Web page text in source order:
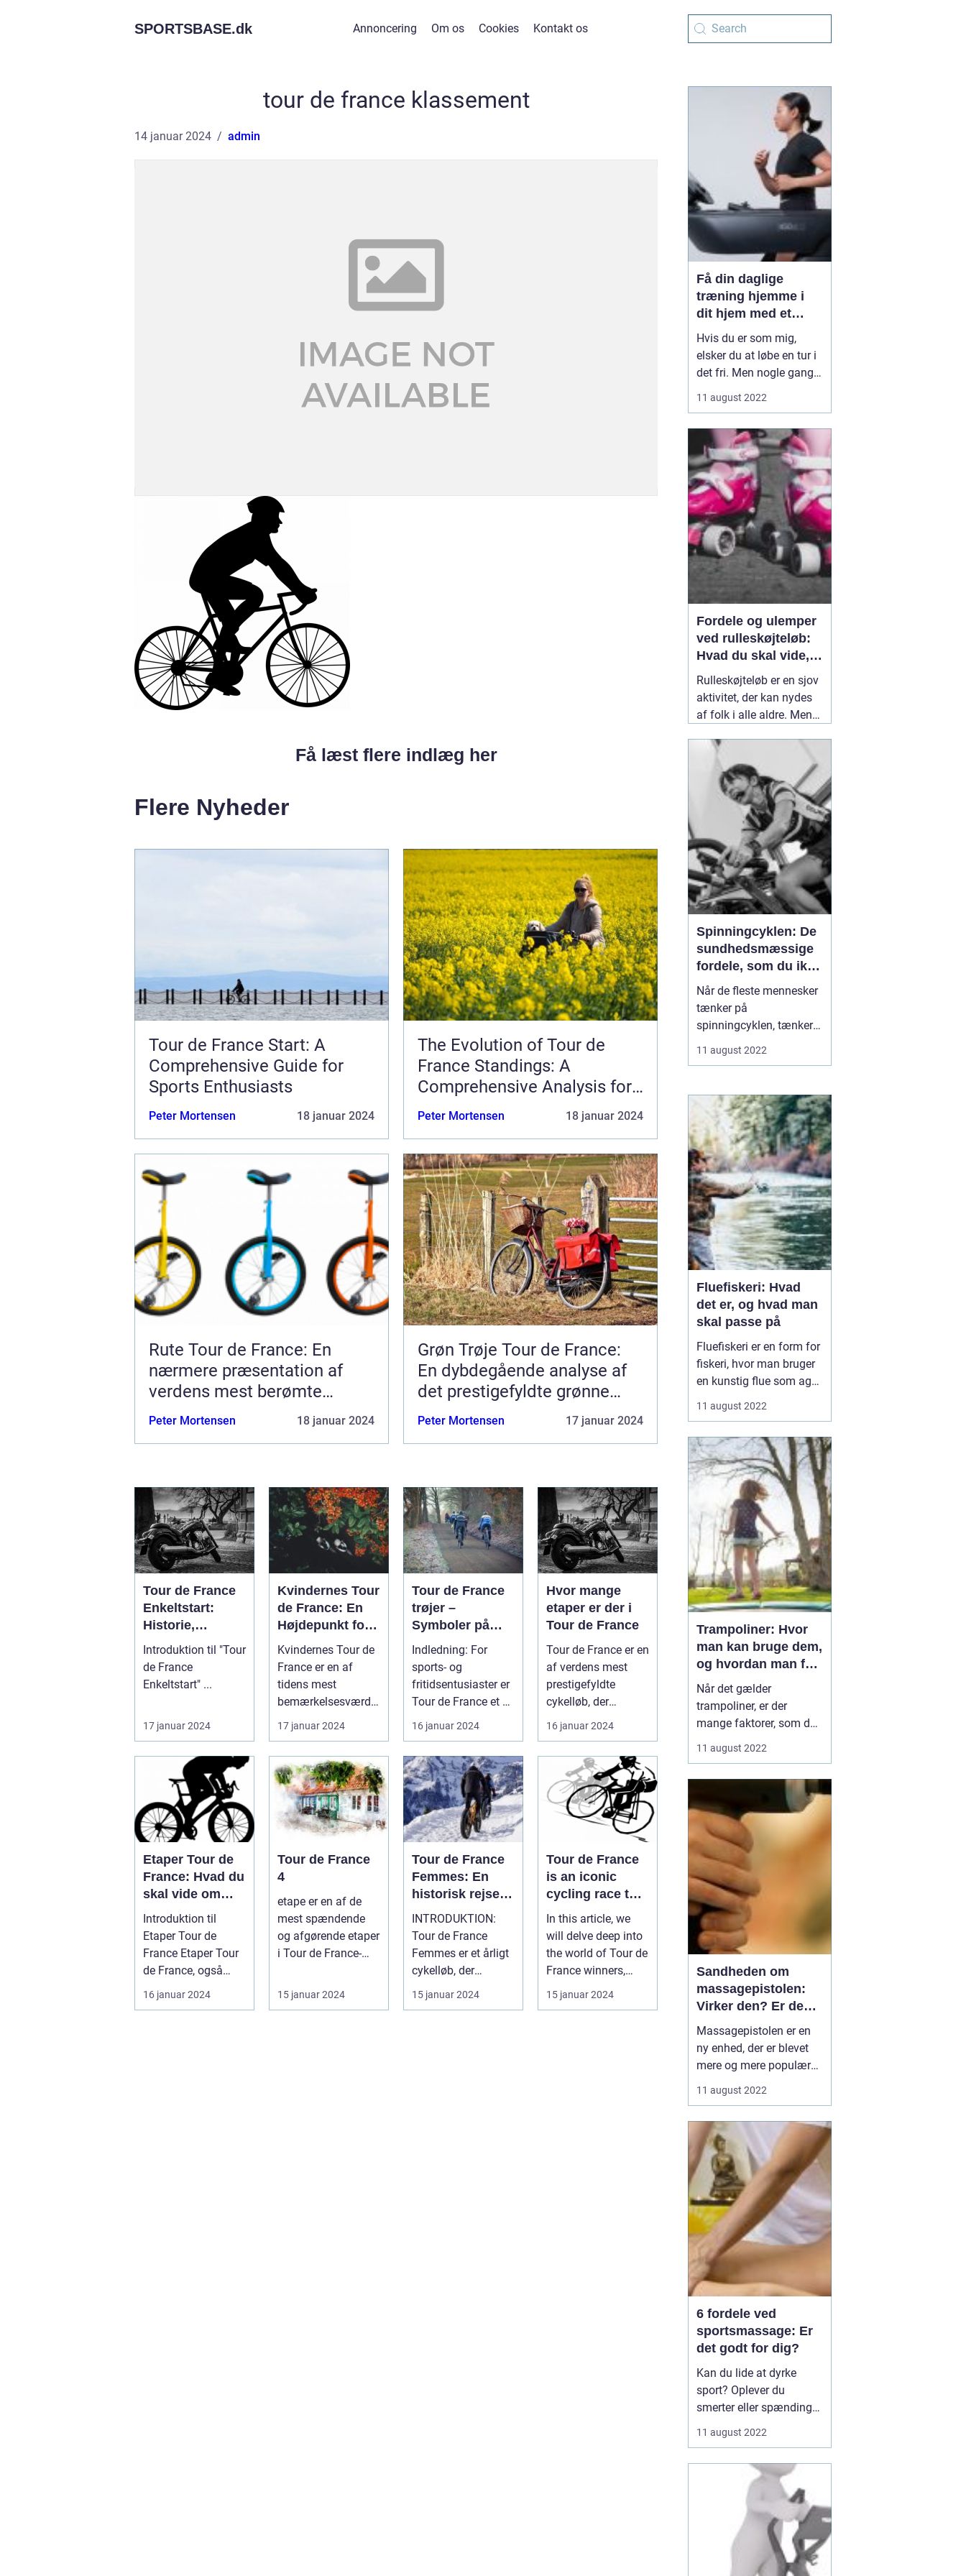
SPORTSBASE.dk Annoncering Om os Cookies Kontakt os
tour de france klassement
14 januar 2024 admin
Få læst flere indlæg her
Flere Nyheder
Tour de France Start: A
Comprehensive Guide for
Sports Enthusiasts
Peter Mortensen 18 januar 2024
The Evolution of Tour de
France Standings: A
Comprehensive Analysis for
Sports Enthusiasts
Peter Mortensen 18 januar 2024
Rute Tour de France: En
nærmere præsentation af
verdens mest berømte
cykelløb
Peter Mortensen 18 januar 2024
Grøn Trøje Tour de France:
En dybdegående analyse af
det prestigefyldte grønne
pointklassement
Peter Mortensen 17 januar 2024
Tour de France
Enkeltstart:
Historie,
udvikling og
nøgleinformatio
ner
Introduktion til "Tour
de France
Enkeltstart" ...
17 januar 2024
Kvindernes Tour
de France: En
Højdepunkt for
Cykelsporten
Kvindernes Tour de
France er en af
tidens mest
bemærkelsesværdig
e cykelløb. Det er et
prestigefyldt ...
17 januar 2024
Tour de France
trøjer –
Symboler på
sejr og bedrift
Indledning: For
sports- og
fritidsentusiaster er
Tour de France et af
de mest ikoniske
begivenheder ...
16 januar 2024
Hvor mange
etaper er der i
Tour de France
Tour de France er en
af verdens mest
prestigefyldte
cykelløb, der
tiltrækker sports- og
fritidsentus...
16 januar 2024
Etaper Tour de
France: Hvad du
skal vide om
den ultimative
cykelløbsudford
ring
Introduktion til
Etaper Tour de
France Etaper Tour
de France, også
kendt som "Le
Grand Boucle", er ...
16 januar 2024
Tour de France
4
etape er en af de
mest spændende
og afgørende etaper
i Tour de France-
denne etape, ...
15 januar 2024
Tour de France
Femmes: En
historisk rejse
gennem
kvinders
cykelløb
INTRODUKTION:
Tour de France
Femmes er et årligt
cykelløb, der
omfatter nogle af
verdens bedste kvi...
15 januar 2024
Tour de France
is an iconic
cycling race that
has captivated
sports and
leisure
enthusiasts for
over a century
In this article, we
will delve deep into
the world of Tour de
France winners,
shedding light on
thei...
15 januar 2024
Få din daglige
træning hjemme i
dit hjem med et
smart løbebånd
Hvis du er som mig,
elsker du at løbe en tur i
det fri. Men nogle gange
Derfor besluttede jeg
smart løbebånd til mit
hjemmegymnastikrum.
Nu kan jeg få min
daglige træn...
11 august 2022
Fordele og ulemper
ved rulleskøjteløb:
Hvad du skal vide,
før du begynder
Rulleskøjteløb er en sjov
aktivitet, der kan nydes
af folk i alle aldre. Men
rulleskøjter, er det vigtigt
at forstå fordele og
ulemper ved denne form
for motion. I artiklen på
11 august 2022
Spinningcyklen: De
sundhedsmæssige
fordele, som du ikke
kendte til
Når de fleste mennesker
tænker på
spinningcyklen, tænker
at få en god træning på.
sandt - spinningcyklen er
en fremragende måde at
forbrænd...
11 august 2022
Fluefiskeri: Hvad
det er, og hvad man
skal passe på
Fluefiskeri er en form for
fiskeri, hvor man bruger
en kunstig flue som agn.
andre former for fiskeri
er fastgjort til en krog og
line. I stedet kaster
fiskeren fluen direkte ud i
vandet og venter på...
11 august 2022
Trampoliner: Hvor
man kan bruge dem,
og hvordan man får
en til sit hjem
Når det gælder
trampoliner, er der
mange faktorer, som du
køber en trampolin.
trampolin? Hvor stor
skal den være? Hvilken
type hoppe vil ...
11 august 2022
Sandheden om
massagepistolen:
Virker den? Er den
sikker?
Massagepistolen er en
ny enhed, der er blevet
mere og mere populær
siges, at den kan give de
massageterapeut, men
kan du virkelig tro på
hypen? I denne artikel vil
vi tage et kig på san...
11 august 2022
6 fordele ved
sportsmassage: Er
det godt for dig?
Kan du lide at dyrke
sport? Oplever du
smerter eller spændinger
sport? Hvis ja, kan du
sportsmassage.
Sportsmassage er en
type massage, der er
specielt designet til at
hjælpe sportsudøvere ...
11 august 2022